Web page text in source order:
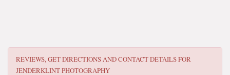
REVIEWS, GET DIRECTIONS AND CONTACT DETAILS FOR
JENDERKLINT PHOTOGRAPHY